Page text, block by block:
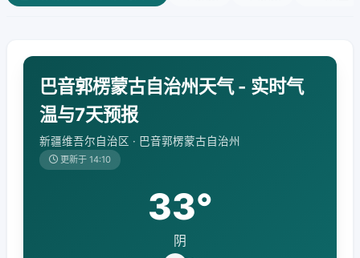
巴音郭楞蒙古自治州天气 - 实时气
温与7天预报
新疆维吾尔自治区 · 巴音郭楞蒙古自治州
更新于 14:10
33°
阴